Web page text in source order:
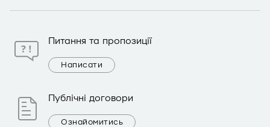
Питання та пропозиції
Написати
Публічні договори
Ознайомитись